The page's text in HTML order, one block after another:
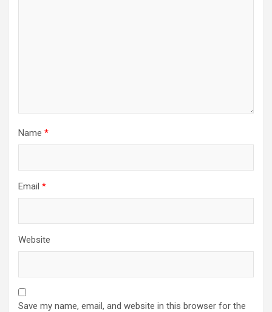
Name *
Email *
Website
Save my name, email, and website in this browser for the